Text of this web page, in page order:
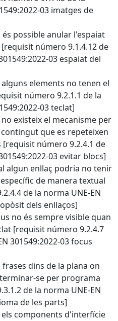
03 imatges de
possible anular l'espaiat
número 9.1.4.12 de
03 espaiat del
elements no tenen el
número 9.2.1.1 de la
03 teclat]
existeix el mecanisme per
que es repeteixen
[requisit número 9.2.4.1 de
03 evitar blocs]
algun enllaç podria no tenir
de manera textual
de la norma UNE-EN
dels enllaços]
no és sempre visible quan
[requisit número 9.2.4.7
301549:2022-03 focus
dins de la plana on
se per programa
de la norma UNE-EN
de les parts]
els components d'interfície